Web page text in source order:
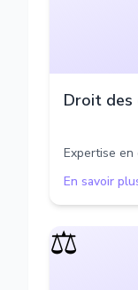
Droit
Expertise
En savoir
⚖️